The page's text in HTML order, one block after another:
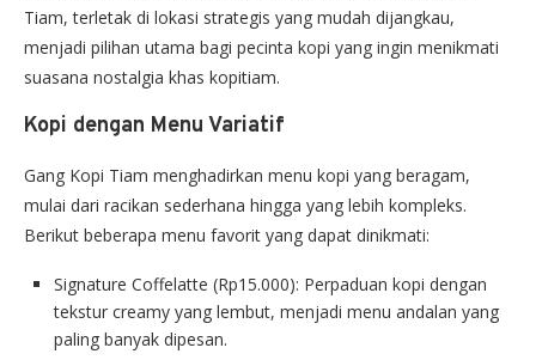
Tiam, terletak di lokasi strategis yang mudah dijangkau,
menjadi pilihan utama bagi pecinta kopi yang ingin menikmati
suasana nostalgia khas kopitiam.
Kopi dengan Menu Variatif
Gang Kopi Tiam menghadirkan menu kopi yang beragam,
mulai dari racikan sederhana hingga yang lebih kompleks.
Berikut beberapa menu favorit yang dapat dinikmati:
Signature Coffelatte (Rp15.000): Perpaduan kopi dengan
tekstur creamy yang lembut, menjadi menu andalan yang
paling banyak dipesan.